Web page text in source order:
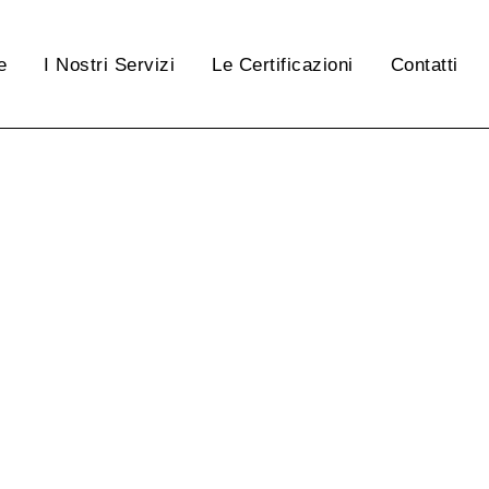
I Nostri Servizi Le Certificazioni Contatti